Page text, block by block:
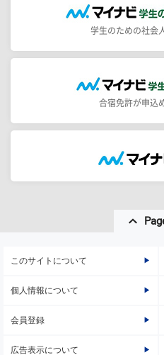
学生のための社会
合宿免許が申込
このサイトについて
個人情報について
会員登録
広告表示について